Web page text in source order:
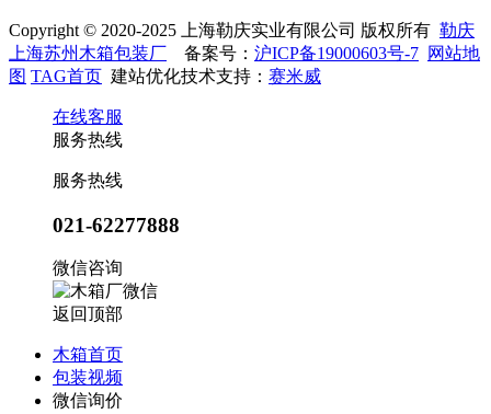
Copyright © 2020-2025 上海勒庆实业有限公司 版权所有 勒庆
上海苏州木箱包装厂 备案号： 沪ICP备19000603号-7 网站地
图 TAG首页 建站优化技术支持： 赛米威
在线客服
服务热线
服务热线
021-62277888
微信咨询
返回顶部
木箱首页
包装视频
微信询价